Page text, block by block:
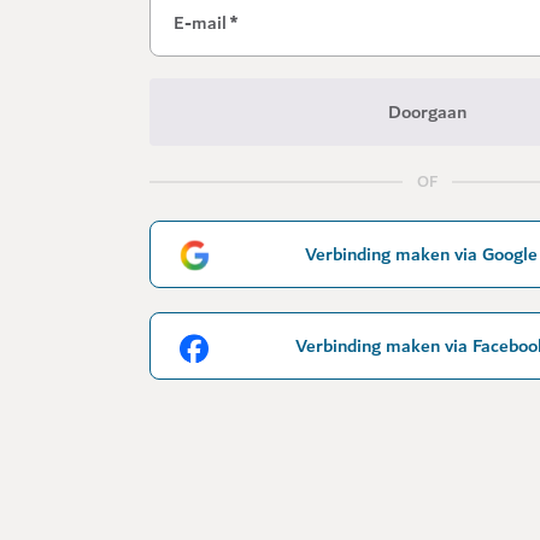
E-mail*
Doorgaan
OF
Verbinding maken via Google
Verbinding maken via